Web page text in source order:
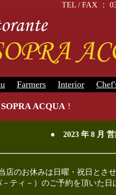
TEL / FAX ：
Farmers Interior
SOPRA ACQUA !
● 2023 年 8 月
店のお休みは日曜・祝日とさ
ティ－）のご予約を頂いた